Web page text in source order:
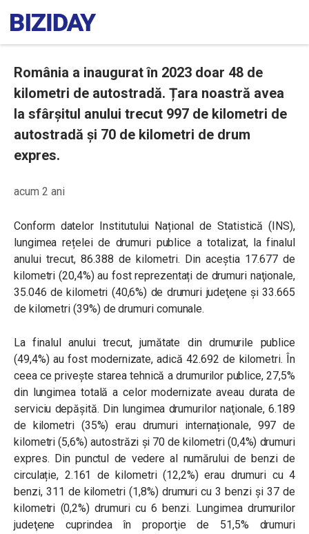
România a inaugurat în 2023 doar 48 de
kilometri de autostradă. Țara noastră avea
la sfârșitul anului trecut 997 de kilometri de
autostradă și 70 de kilometri de drum
expres.
acum 2 ani
Conform datelor Institutului Național de Statistică (INS),
lungimea rețelei de drumuri publice a totalizat, la finalul
anului trecut, 86.388 de kilometri. Din aceștia 17.677 de
kilometri (20,4%) au fost reprezentați de drumuri naţionale,
35.046 de kilometri (40,6%) de drumuri judeţene şi 33.665
de kilometri (39%) de drumuri comunale.
La finalul anului trecut, jumătate din drumurile publice
(49,4%) au fost modernizate, adică 42.692 de kilometri. În
ceea ce priveşte starea tehnică a drumurilor publice, 27,5%
din lungimea totală a celor modernizate aveau durata de
serviciu depăşită. Din lungimea drumurilor naţionale, 6.189
de kilometri (35%) erau drumuri internaționale, 997 de
kilometri (5,6%) autostrăzi și 70 de kilometri (0,4%) drumuri
expres. Din punctul de vedere al numărului de benzi de
circulație, 2.161 de kilometri (12,2%) erau drumuri cu 4
benzi, 311 de kilometri (1,8%) drumuri cu 3 benzi şi 37 de
kilometri (0,2%) drumuri cu 6 benzi. Lungimea drumurilor
judeţene cuprindea în proporţie de 51,5% drumuri